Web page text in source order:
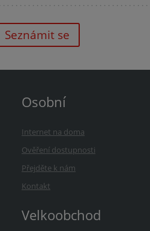
Seznámit se
Osobní
Internet na doma
Ověření dostupnosti
Přejděte k nám
Kontakt
Velkoobchod